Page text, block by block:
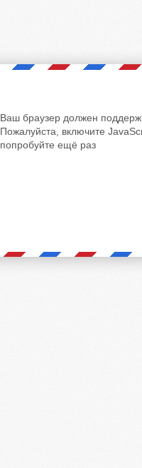
Ваш браузер должен
Пожалуйста, включите
попробуйте ещё раз